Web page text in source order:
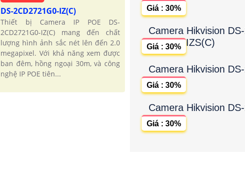
DS-2CD2721G0-IZ(C)
Thiết bị Camera IP POE DS-
2CD2721G0-IZ(C) mang đến chất
lượng hình ảnh sắc nét lên đến 2.0
megapixel. Với khả năng xem được
ban đêm, hồng ngoại 30m, và công
nghệ IP POE tiên...
Giá : 30%
Camera Hikvision
IZS(C)
Giá : 30%
Camera Hikvision
Giá : 30%
Camera Hikvision
Giá : 30%